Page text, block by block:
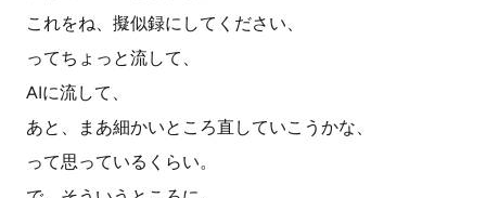
これをね、擬似録にしてください、
ってちょっと流して、
AIに流して、
あと、まあ細かいところ直していこうかな、
って思っているくらい。